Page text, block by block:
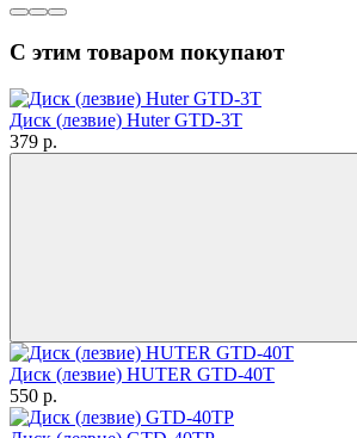
С этим товаром покупают
Диск (лезвие) Huter GTD-3T
379 p.
Диск (лезвие) HUTER GTD-40T
550 p.